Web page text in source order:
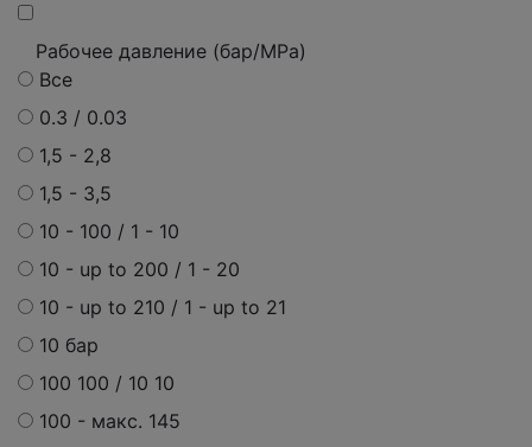
Рабочее давление (бар/MPa)
Все
0.3 / 0.03
1,5 - 2,8
1,5 - 3,5
10 - 100 / 1 - 10
10 - up to 200 / 1 - 20
10 - up to 210 / 1 - up to 21
10 бар
100 100 / 10 10
100 - макс. 145